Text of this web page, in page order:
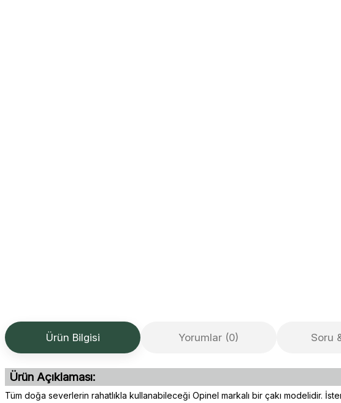
Ürün Bilgisi Yorumlar (0) Soru
Ürün Açıklaması:
Tüm doğa severlerin rahatlıkla kullanabileceği Opinel markalı bir çakı modelidir.